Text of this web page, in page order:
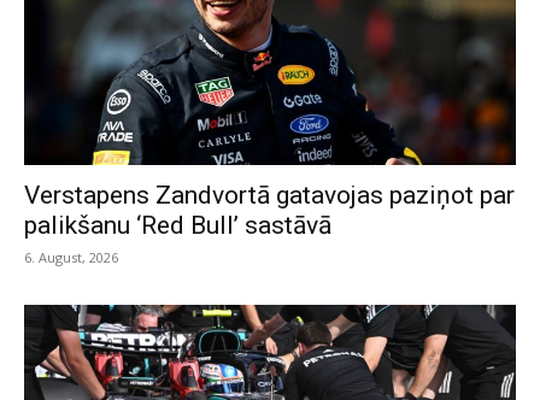
Verstapens Zandvortā gatavojas paziņot par
palikšanu ‘Red Bull’ sastāvā
6. August, 2026